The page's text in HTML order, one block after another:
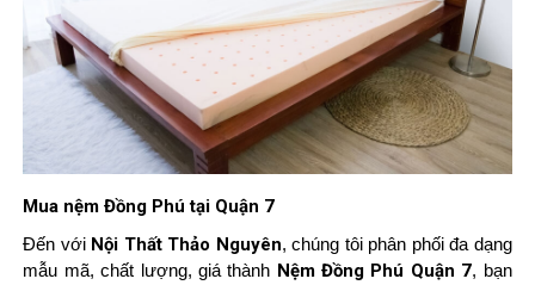
Mua nệm Đồng Phú tại Quận 7
Đến với Nội Thất Thảo Nguyên, chúng tôi phân phối đa dạng
mẫu mã, chất lượng, giá thành Nệm Đồng Phú Quận 7, bạn